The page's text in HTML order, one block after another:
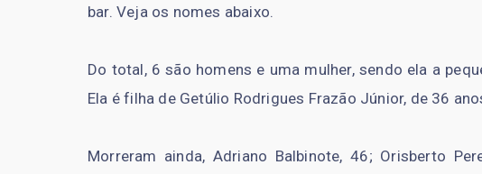
bar. Veja os nomes abaixo.
Do total, 6 são homens e uma mulher, sendo ela a
Ela é filha de Getúlio Rodrigues Frazão Júnior, de 36
Morreram ainda, Adriano Balbinote, 46; Orisberto